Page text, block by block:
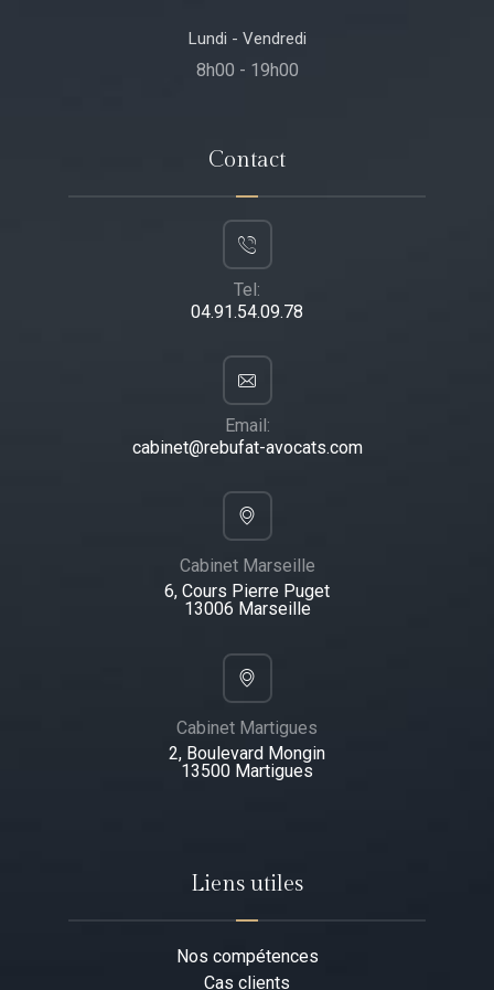
Lundi - Vendredi
8h00 - 19h00
Contact
Tel:
04.91.54.09.78
Email:
cabinet@rebufat-avocats.com
Cabinet Marseille
6, Cours Pierre Puget
13006 Marseille
Cabinet Martigues
2, Boulevard Mongin
13500 Martigues​
Liens utiles
Nos compétences
Cas clients